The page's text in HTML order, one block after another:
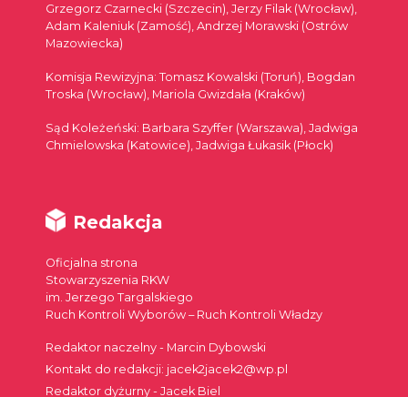
Grzegorz Czarnecki (Szczecin), Jerzy Filak (Wrocław),
Adam Kaleniuk (Zamość), Andrzej Morawski (Ostrów
Mazowiecka)
Komisja Rewizyjna: Tomasz Kowalski (Toruń), Bogdan
Troska (Wrocław), Mariola Gwizdała (Kraków)
Sąd Koleżeński: Barbara Szyffer (Warszawa), Jadwiga
Chmielowska (Katowice), Jadwiga Łukasik (Płock)
Redakcja
Oficjalna strona
Stowarzyszenia RKW
im. Jerzego Targalskiego
Ruch Kontroli Wyborów – Ruch Kontroli Władzy
Redaktor naczelny - Marcin Dybowski
Kontakt do redakcji: jacek2jacek2@wp.pl
Redaktor dyżurny - Jacek Biel